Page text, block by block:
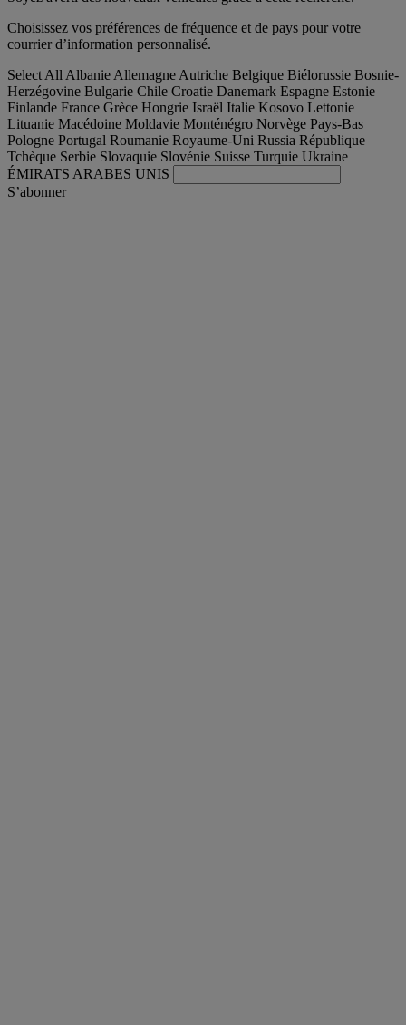
Choisissez vos préférences de fréquence et de pays pour votre
courrier d’information personnalisé.
Select All Albanie Allemagne Autriche Belgique Biélorussie Bosnie-
Herzégovine Bulgarie Chile Croatie Danemark Espagne Estonie
Finlande France Grèce Hongrie Israël Italie Kosovo Lettonie
Lituanie Macédoine Moldavie Monténégro Norvège Pays-Bas
Pologne Portugal Roumanie Royaume-Uni Russia République
Tchèque Serbie Slovaquie Slovénie Suisse Turquie Ukraine
ÉMIRATS ARABES UNIS
S’abonner